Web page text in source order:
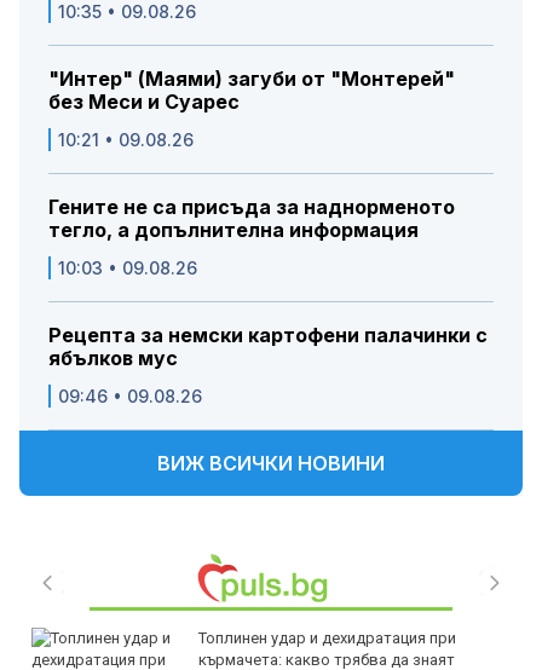
10:35 • 09.08.26
"Интер" (Маями) загуби от "Монтерей"
без Меси и Суарес
10:21 • 09.08.26
Гените не са присъда за наднорменото
тегло, а допълнителна информация
10:03 • 09.08.26
Рецепта за немски картофени палачинки с
ябълков мус
09:46 • 09.08.26
ВИЖ ВСИЧКИ НОВИНИ
Топлинен удар и дехидратация при
кърмачета: какво трябва да знаят